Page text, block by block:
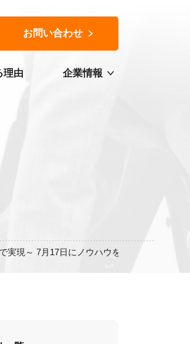
お問い合わせ
理由 企業情報
実現～ 7月17日にノウハウを共有するセミナ